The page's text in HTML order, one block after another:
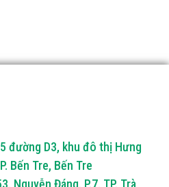
đường D3, khu đô thị Hưng
Bến Tre, Bến Tre
Nguyễn Đáng, P.7, TP. Trà